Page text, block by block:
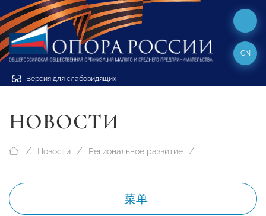
Версия для слабовидящих
CN
НОВОСТИ
Новости Региональное развитие
菜单